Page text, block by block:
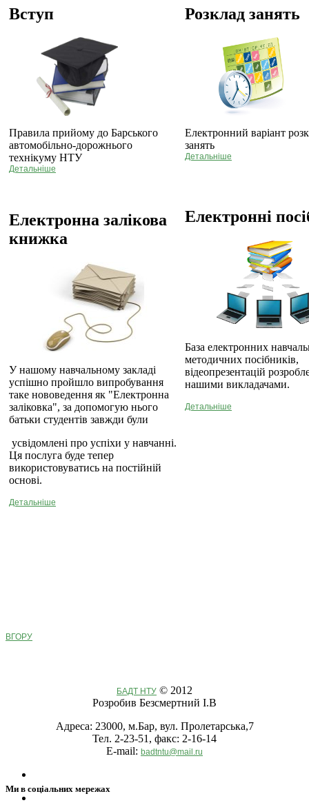
Вступ
Правила прийому до Барського
автомобільно-дорожнього
технікуму НТУ
Детальніше
Електронна залікова
книжка
У нашому навчальному закладі
успішно пройшло випробування
таке нововедення як "Електронна
заліковка", за допомогую нього
батьки студентів завжди були
усвідомлені про успіхи у навчанні.
Ця послуга буде тепер
використовуватись на постійній
основі.
Детальніше
Розклад занять
Електронний варіант
занять
Детальніше
Електронні
База електронних
методичних посібників,
відеопрезентацій
нашими викладачами.
Детальніше
ВГОРУ
БАДТ НТУ © 2012
Розробив Безсмертний І.В
Адреса: 23000, м.Бар, вул. Пролетарська,7
Тел. 2-23-51, факс: 2-16-14
E-mail: badtntu@mail.ru
Ми в соціальних мережах